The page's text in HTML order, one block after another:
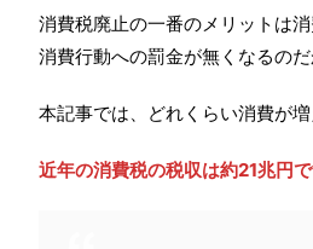
消費税廃止の一番のメリットは消
消費行動への罰金が無くなるのだ
本記事では、どれくらい消費が
近年の消費税の税収は約21兆円で